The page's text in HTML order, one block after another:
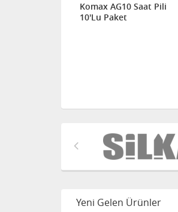
Komax AG10 Saat Pili
10'Lu Paket
Yeni Gelen Ürünler